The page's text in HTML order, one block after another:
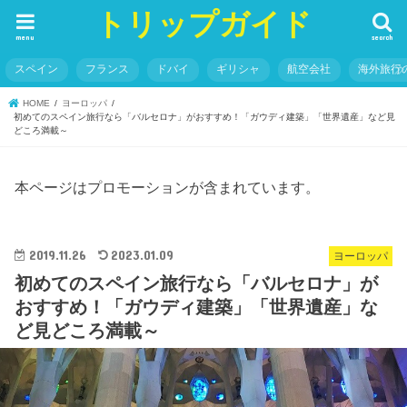
トリップガイド search
menu
スペイン フランス ドバイ ギリシャ 航空会社 海外旅行
HOME
ヨーロッパ
初めてのスペイン旅行なら「バルセロナ」がおすすめ！「ガウディ建築」「世界遺産」など見
どころ満載～
本ページはプロモーションが含まれています。
ヨーロッパ
2019.11.26 2023.01.09
初めてのスペイン旅行なら「バルセロナ」が
おすすめ！「ガウディ建築」「世界遺産」な
ど見どころ満載～